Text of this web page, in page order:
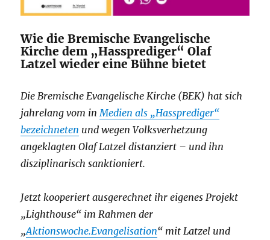
Wie die Bremische Evangelische
Kirche dem „Hassprediger“ Olaf
Latzel wieder eine Bühne bietet
Die Bremische Evangelische Kirche (BEK) hat sich
jahrelang vom inMedien als „Hassprediger“
bezeichneten und wegen Volksverhetzung
angeklagten Olaf Latzel distanziert – und ihn
disziplinarisch sanktioniert.
Jetzt kooperiert ausgerechnet ihr eigenes Projekt
„Lighthouse“ im Rahmen der
„Aktionswoche.Evangelisation“ mit Latzel und